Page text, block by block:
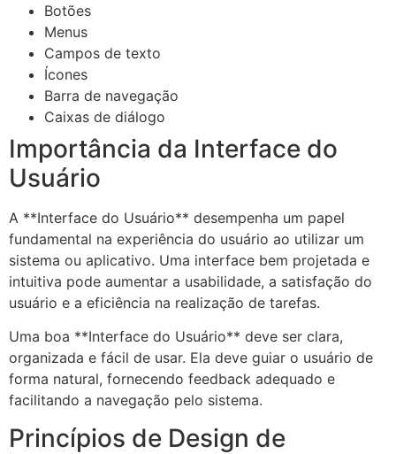
Botões
Menus
Campos de texto
Ícones
Barra de navegação
Caixas de diálogo
Importância da Interface do
Usuário
A **Interface do Usuário** desempenha um papel
fundamental na experiência do usuário ao utilizar um
sistema ou aplicativo. Uma interface bem projetada e
intuitiva pode aumentar a usabilidade, a satisfação do
usuário e a eficiência na realização de tarefas.
Uma boa **Interface do Usuário** deve ser clara,
organizada e fácil de usar. Ela deve guiar o usuário de
forma natural, fornecendo feedback adequado e
facilitando a navegação pelo sistema.
Princípios de Design de